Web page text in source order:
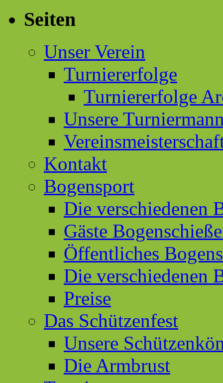
Seiten
Unser Verein
Turniererfolge
Turniererfolge
Unsere
Kontakt
Bogensport
Die verschiedenen
Gäste
Öffentliches
Die verschiedenen
Preise
Das Schützenfest
Unsere
Die Armbrust